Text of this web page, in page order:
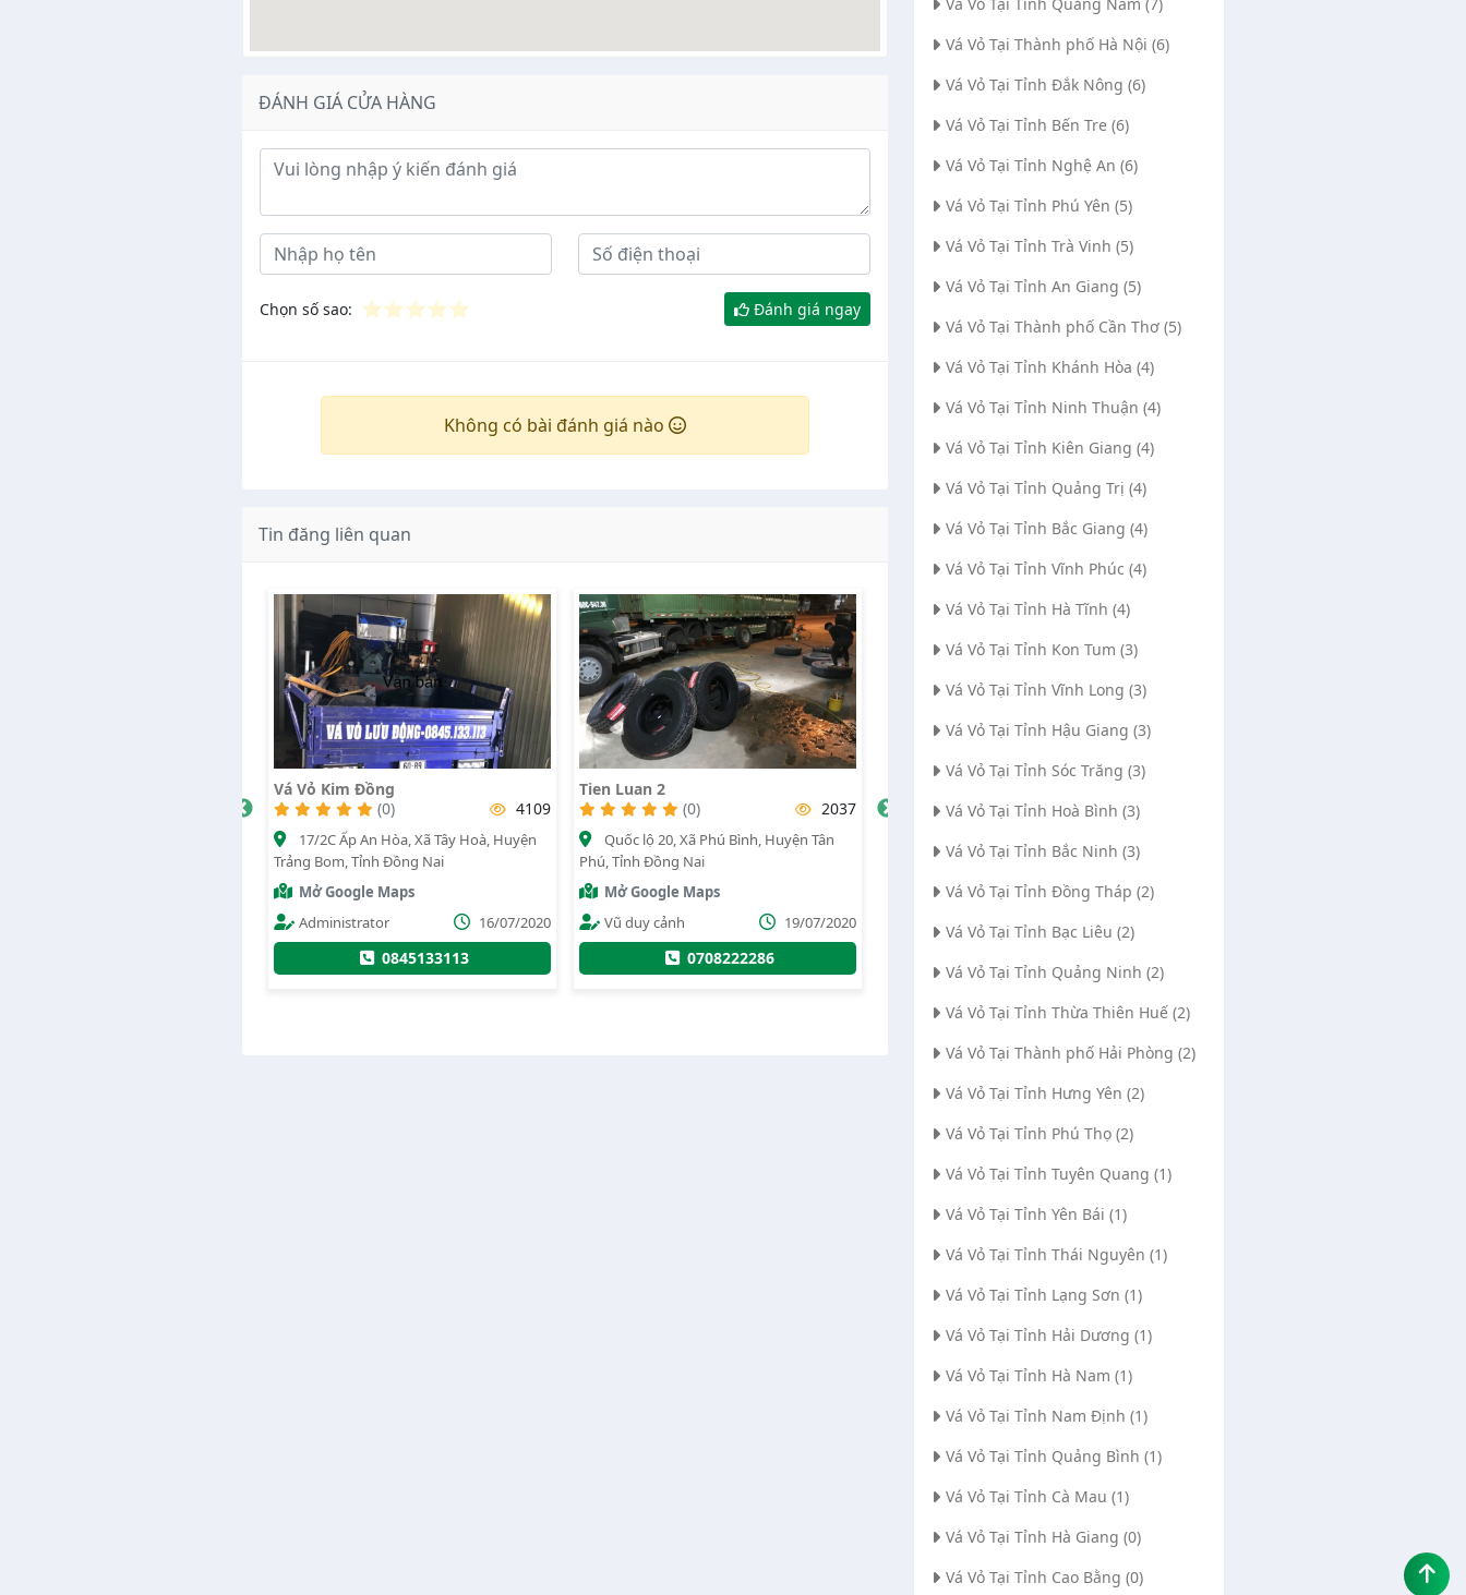
ĐÁNH GIÁ CỬA HÀNG
Ý kiến đánh giá
Chọn số sao: ⭐⭐⭐⭐⭐ Đánh giá ngay
Không có bài đánh giá nào
Tin đăng liên quan
4109
Tien Luan 2
(0)
2037
Quốc lộ 20, Xã Phú Bình, Huyện Tân
Phú, Tỉnh Đồng Nai
Mở Google Maps
Vũ duy cảnh
19/07/2020
0708222286
Vá Vỏ Lưu Động Cao Tốc Dầu Dây
Phan Thiết 24/24
QL1A, Xã Xuân Tâm, Huyện Xuân Lộc,
Tỉnh Đồng Nai
Administrator
17/05/2023
0354001555
(0)
1517
Phường An Bình, Thành phố Biên Hòa,
Tỉnh Đồng Nai
Mở Google Maps
Nguyễn Quốc Chiến
29/01/2024
Vá Vỏ Tại Thành phố Hà Nội (6)
Vá Vỏ Tại Tỉnh Đắk Nông (6)
Vá Vỏ Tại Tỉnh Bến Tre (6)
Vá Vỏ Tại Tỉnh Nghệ An (6)
Vá Vỏ Tại Tỉnh Phú Yên (5)
Vá Vỏ Tại Tỉnh Trà Vinh (5)
Vá Vỏ Tại Tỉnh An Giang (5)
Vá Vỏ Tại Thành phố Cần Thơ (5)
Vá Vỏ Tại Tỉnh Khánh Hòa (4)
Vá Vỏ Tại Tỉnh Ninh Thuận (4)
Vá Vỏ Tại Tỉnh Kiên Giang (4)
Vá Vỏ Tại Tỉnh Quảng Trị (4)
Vá Vỏ Tại Tỉnh Bắc Giang (4)
Vá Vỏ Tại Tỉnh Vĩnh Phúc (4)
Vá Vỏ Tại Tỉnh Hà Tĩnh (4)
Vá Vỏ Tại Tỉnh Kon Tum (3)
Vá Vỏ Tại Tỉnh Vĩnh Long (3)
Vá Vỏ Tại Tỉnh Hậu Giang (3)
Vá Vỏ Tại Tỉnh Sóc Trăng (3)
Vá Vỏ Tại Tỉnh Hoà Bình (3)
Vá Vỏ Tại Tỉnh Bắc Ninh (3)
Vá Vỏ Tại Tỉnh Đồng Tháp (2)
Vá Vỏ Tại Tỉnh Bạc Liêu (2)
Vá Vỏ Tại Tỉnh Quảng Ninh (2)
Vá Vỏ Tại Tỉnh Thừa Thiên Huế (2)
Vá Vỏ Tại Thành phố Hải Phòng (2)
Vá Vỏ Tại Tỉnh Hưng Yên (2)
Vá Vỏ Tại Tỉnh Phú Thọ (2)
Vá Vỏ Tại Tỉnh Tuyên Quang (1)
Vá Vỏ Tại Tỉnh Yên Bái (1)
Vá Vỏ Tại Tỉnh Thái Nguyên (1)
Vá Vỏ Tại Tỉnh Lạng Sơn (1)
Vá Vỏ Tại Tỉnh Hải Dương (1)
Vá Vỏ Tại Tỉnh Hà Nam (1)
Vá Vỏ Tại Tỉnh Nam Định (1)
Vá Vỏ Tại Tỉnh Quảng Bình (1)
Vá Vỏ Tại Tỉnh Cà Mau (1)
Vá Vỏ Tại Tỉnh Hà Giang (0)
Vá Vỏ Tại Tỉnh Cao Bằng (0)